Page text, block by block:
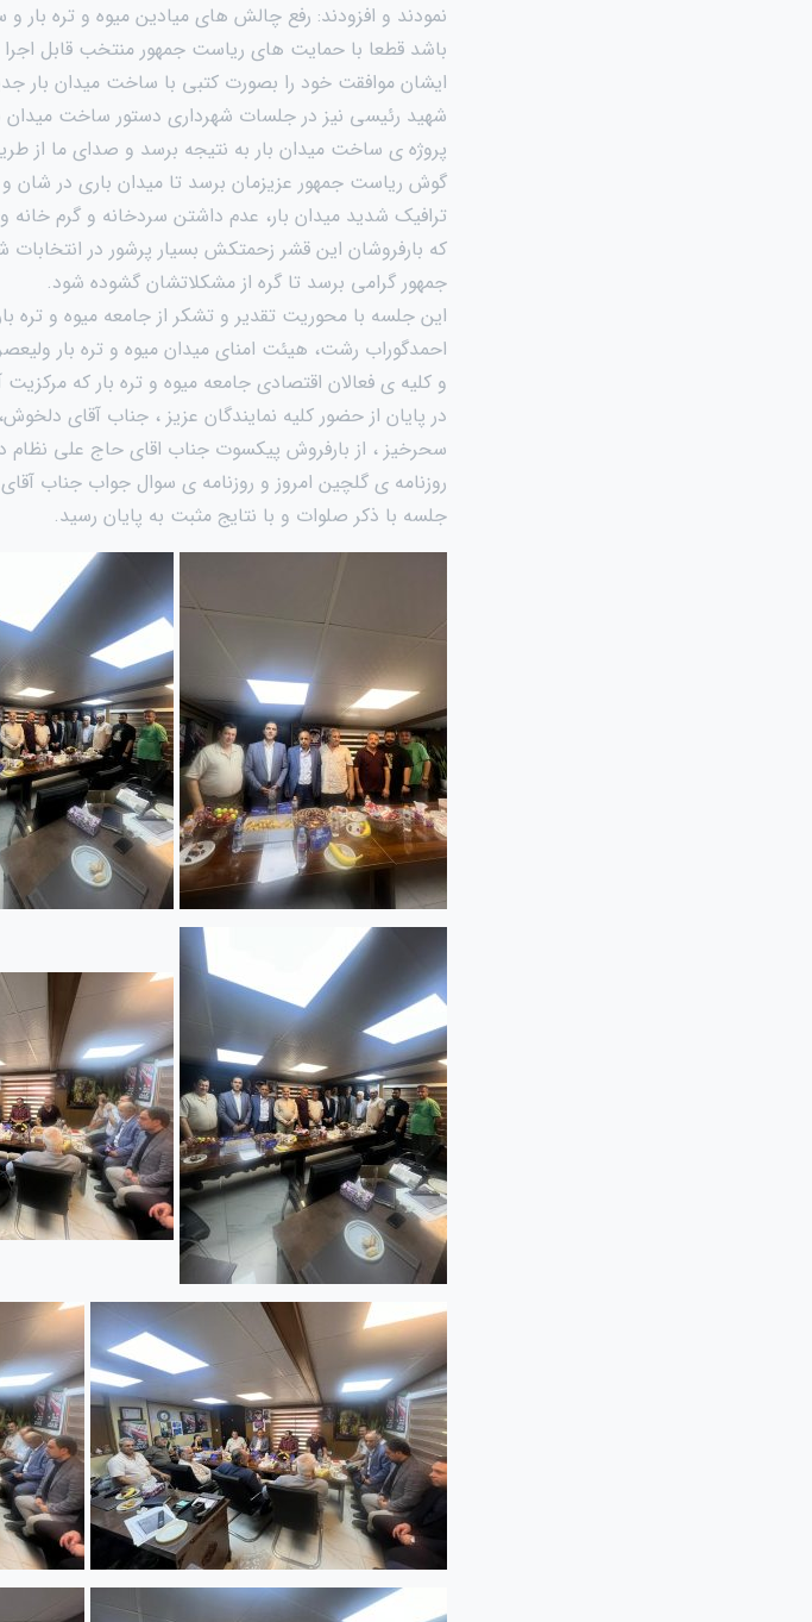
نمودند و افزودند: رفع چالش های میادین میوه و تره
باشد قطعا با حمایت های ریاست جمهور منتخب قابل
ایشان موافقت خود را بصورت کتبی با ساخت میدان بار
شهید رئیسی نیز در جلسات شهرداری دستور ساخت میدان
پروژه ی ساخت میدان بار به نتیجه برسد و صدای ما از
گوش ریاست جمهور عزیزمان برسد تا میدان باری در شان
ترافیک شدید میدان بار، عدم داشتن سردخانه و گرم
که بارفروشان این قشر زحمتکش بسیار پرشور در
جمهور گرامی برسد تا گره از مشکلاتشان گشوده شود.
این جلسه با محوریت تقدیر و تشکر از جامعه میوه و تره
احمدگوراب رشت، هیئت امنای میدان میوه و تره بار
و کلیه ی فعالان اقتصادی جامعه میوه و تره بار که مرکزیت
در پایان از حضور کلیه نمایندگان عزیز ، جناب آقای
سحرخیز ، از بارفروش پیکسوت جناب اقای حاج علی
روزنامه ی گلچین امروز و روزنامه ی سوال جواب جناب
جلسه با ذکر صلوات و با نتایج مثبت به پایان رسید.